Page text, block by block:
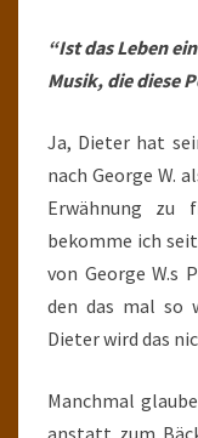
“Ist das Leben
Musik, die diese
Ja, Dieter hat
nach George W.
Erwähnung zu
bekomme ich
von George W.s
den das mal so
Dieter wird das
Manchmal
anstatt zum